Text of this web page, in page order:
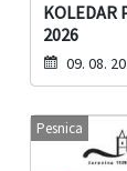
KOLEDAR
2026
09. 08.
Pesnica